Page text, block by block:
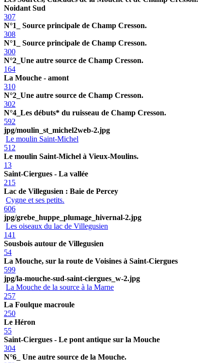
Noidant Sud
307
N°1_ Source principale de Champ Cresson.
308
N°1_ Source principale de Champ Cresson.
300
N°2_Une autre source de Champ Cresson.
164
La Mouche - amont
310
N°2_Une autre source de Champ Cresson.
302
N°4_Les débuts* du ruisseau de Champ Cresson.
592
jpg/moulin_st_michel2web-2.jpg
Le moulin Saint-Michel
512
Le moulin Saint-Michel à Vieux-Moulins.
13
Saint-Ciergues - La vallée
215
Lac de Villegusien : Baie de Percey
Cygne et ses petits.
606
jpg/grebe_huppe_plumage_hivernal-2.jpg
Les oiseaux du lac de Villegusien
141
Sousbois autour de Villegusien
54
La Mouche, sur la route de Voisines à Saint-Ciergues
599
jpg/la-mouche-sud-saint-ciergues_w-2.jpg
La Mouche de la source à la Marne
257
La Foulque macroule
250
Le Héron
55
Saint-Ciergues - Le pont antique sur la Mouche
304
N°6_ Une autre source de la Mouche.